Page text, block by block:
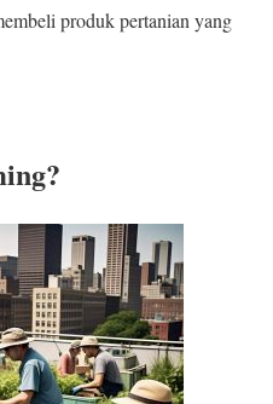
produk pertanian yang